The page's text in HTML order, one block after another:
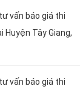
vấn báo giá thi
Huyện Tây Giang,
vấn báo giá thi